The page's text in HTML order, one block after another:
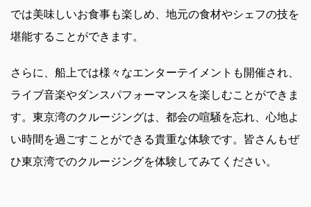
では美味しいお食事も楽しめ、地元の食材やシェフの技を
堪能することができます。
さらに、船上では様々なエンターテイメントも開催され、
ライブ音楽やダンスパフォーマンスを楽しむことができま
す。東京湾のクルージングは、都会の喧騒を忘れ、心地よ
い時間を過ごすことができる貴重な体験です。皆さんもぜ
ひ東京湾でのクルージングを体験してみてください。